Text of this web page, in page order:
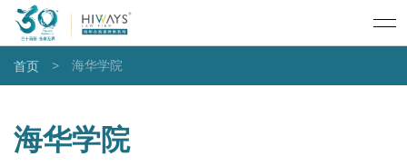
首页 > 海华学院
海华学院